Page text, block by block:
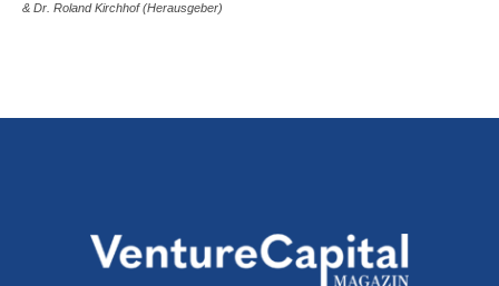
& Dr. Roland Kirchhof (Herausgeber)